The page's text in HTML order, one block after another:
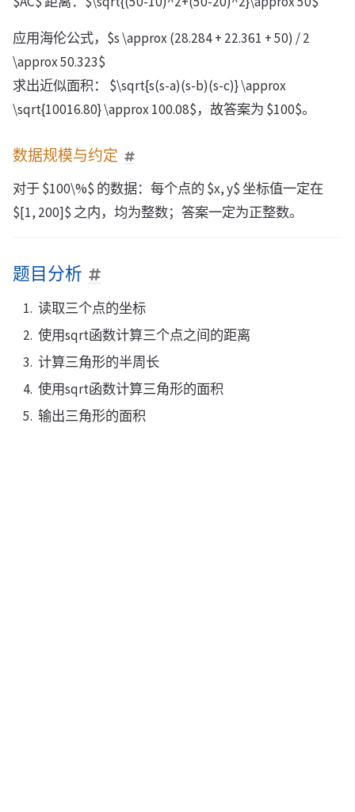
应用海伦公式，$s \approx (28.284 + 22.361 + 50) / 2
\approx 50.323$
求出近似面积： $\sqrt{s(s-a)(s-b)(s-c)} \approx
\sqrt{10016.80} \approx 100.08$，故答案为 $100$。
数据规模与约定
对于 $100\%$ 的数据：每个点的 $x, y$ 坐标值一定在
$[1, 200]$ 之内，均为整数；答案一定为正整数。
题目分析
读取三个点的坐标
使用sqrt函数计算三个点之间的距离
计算三角形的半周长
使用sqrt函数计算三角形的面积
输出三角形的面积